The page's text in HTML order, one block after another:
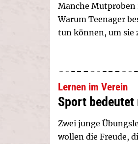
Manche
Warum Teenager
tun können, um sie
Lernen im Verein
Sport
Zwei junge
wollen die Freude,